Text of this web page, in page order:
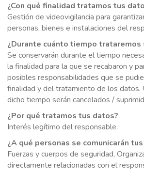
¿Con qué finalidad tratamos tus
Gestión de videovigilancia para
personas, bienes e instalaciones del
¿Durante cuánto tiempo trataremos
Se conservarán durante el tiempo
la finalidad para la que se recabaron y
posibles responsabilidades que se
finalidad y del tratamiento de los datos.
dicho tiempo serán cancelados /
¿Por qué tratamos tus datos?
Interés legítimo del responsable.
¿A qué personas se comunicarán
Fuerzas y cuerpos de seguridad,
directamente relacionadas con el